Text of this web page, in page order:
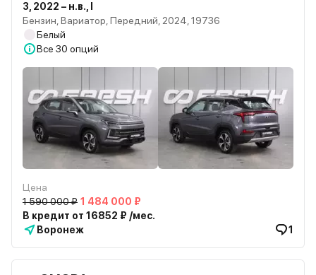
3, 2022 – н.в., I
Бензин, Вариатор, Передний, 2024, 19736
Белый
Все 30 опций
Цена
1 590 000 ₽ 1 484 000 ₽
В кредит от 16852 ₽ /мес.
Воронеж
1